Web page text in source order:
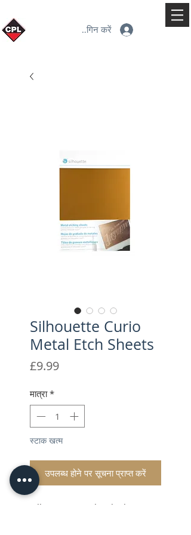
लॉगिन करें
Silhouette Curio
Metal Etch Sheets
£9.99मूल्य
मात्रा *
स्टाक खत्म
उपलब्ध होने पर सूचना प्राप्त करें
Silhouette Metal Etch Sheets -